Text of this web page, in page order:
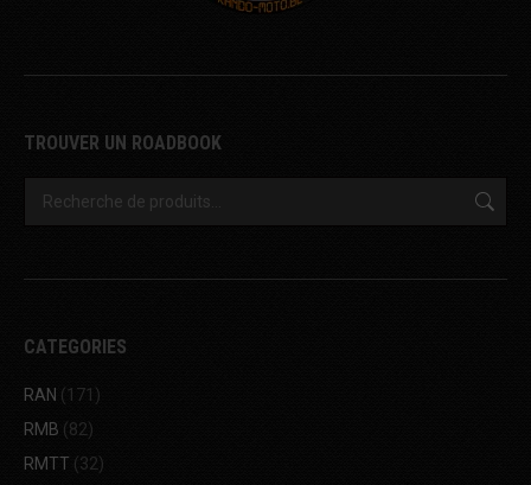
TROUVER UN ROADBOOK
CATEGORIES
RAN (171)
RMB (82)
RMTT (32)